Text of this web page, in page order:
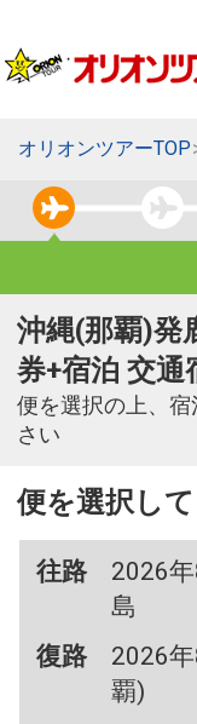
オリオンツアーTOP
沖縄(那覇)発
券+宿泊 交通
便を選択の上、
さい
便を選択し
往路
2026
島
復路
2026
覇)